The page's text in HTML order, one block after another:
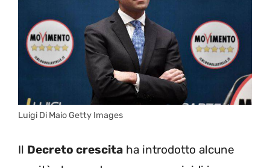
Luigi Di Maio Getty Images
Il Decreto crescita ha introdotto alcune